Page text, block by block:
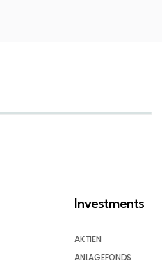
Investments
AKTIEN
ANLAGEFONDS